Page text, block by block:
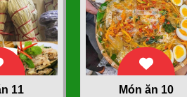
11 Món ăn 10